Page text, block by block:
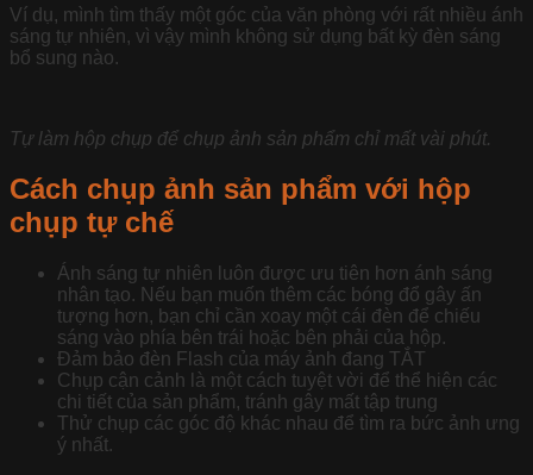
Ví dụ, mình tìm thấy một góc của văn phòng với rất nhiều ánh
sáng tự nhiên, vì vậy mình không sử dụng bất kỳ đèn sáng
bổ sung nào.
Tự làm hộp chụp để chụp ảnh sản phẩm chỉ mất vài phút.
Cách chụp ảnh sản phẩm với hộp
chụp tự chế
Ánh sáng tự nhiên luôn được ưu tiên hơn ánh sáng
nhân tạo. Nếu bạn muốn thêm các bóng đổ gây ấn
tượng hơn, bạn chỉ cần xoay một cái đèn để chiếu
sáng vào phía bên trái hoặc bên phải của hộp.
Đảm bảo đèn Flash của máy ảnh đang TẮT
Chụp cận cảnh là một cách tuyệt vời để thể hiện các
chi tiết của sản phẩm, tránh gây mất tập trung
Thử chụp các góc độ khác nhau để tìm ra bức ảnh ưng
ý nhất.